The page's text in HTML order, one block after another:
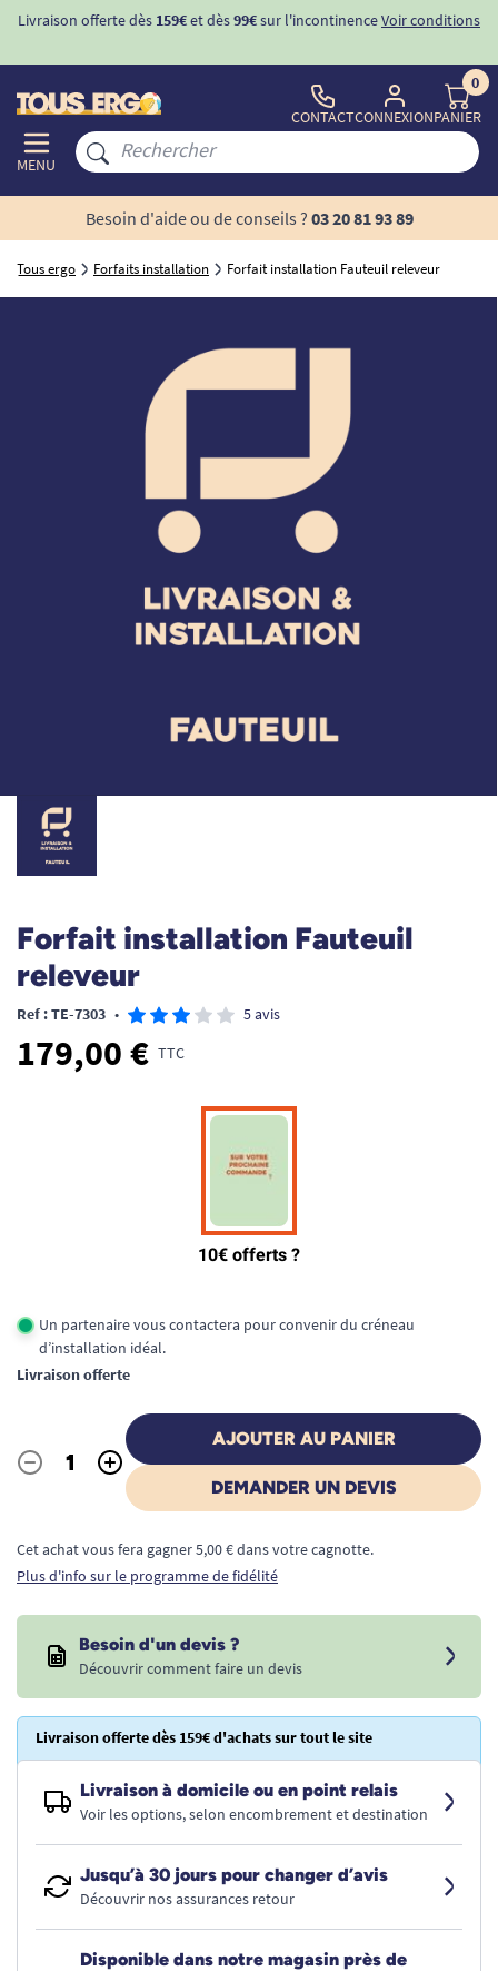
Livraison offerte dès 159€et dès99€sur l'incontinenceVoir conditions
MENU
CONTACTCONNEXION
0
PANIER
Besoin d'aide ou de conseils ? 03 20 81 93 89
Tous ergo Forfaits installation Forfait installation Fauteuil releveur
Forfait installation Fauteuil
releveur
Ref : TE-7303 • 5 avis
179,00 € TTC
Un partenaire vous contactera pour convenir du créneau
d’installation idéal.
Livraison offerte
Quantité
- +
AJOUTER AU PANIER
DEMANDER UN DEVIS
Cet achat vous fera gagner 5,00 € dans votre cagnotte.
Plus d'info sur le programme de fidélité
Besoin d'un devis ?
Découvrir comment faire un devis
Livraison offerte dès 159€ d'achats sur tout le site
Livraison à domicile ou en point relais
Voir les options, selon encombrement et destination
Jusqu’à 30 jours pour changer d’avis
Découvrir nos assurances retour
Disponible dans notre magasin près de